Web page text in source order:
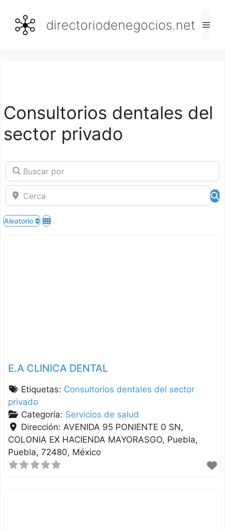
contenido
directoriodenegocios.net
Consultorios dentales del
sector privado
Buscar por
Cerca
Aleatorio
E.A CLINICA DENTAL
Etiquetas: Consultorios dentales del sector
privado
Categoría: Servicios de salud
Dirección: AVENIDA 95 PONIENTE 0 SN,
COLONIA EX HACIENDA MAYORASGO Puebla
Puebla 72480 México